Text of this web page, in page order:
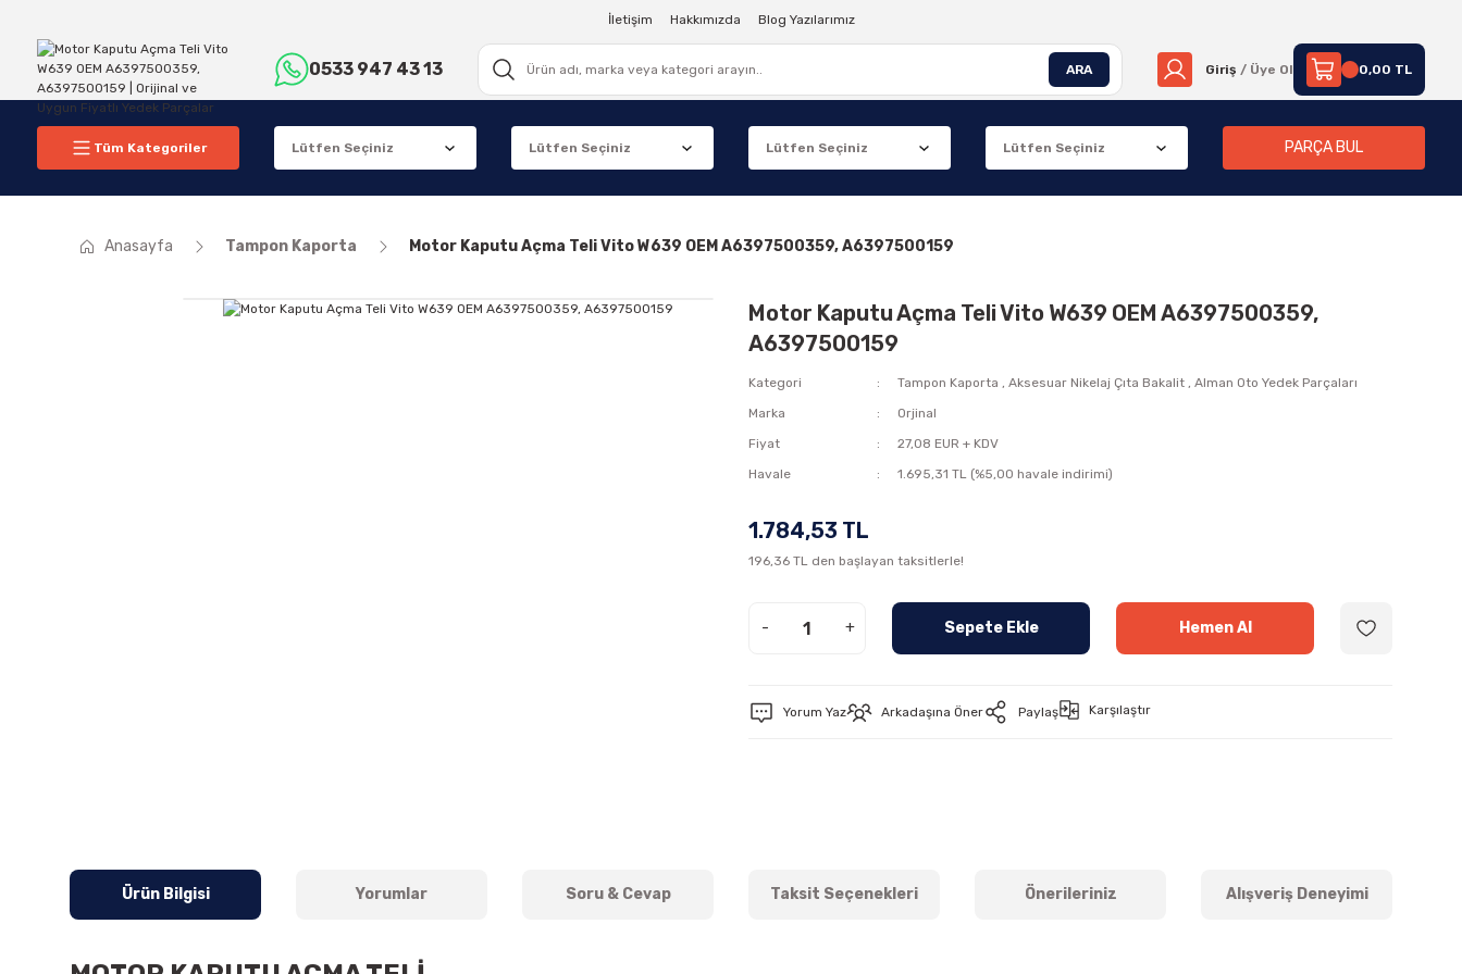
İletişim Hakkımızda Blog Yazılarımız
0533 947 43 13 ARA Giriş / Üye Ol 0,00 TL
Tüm Kategoriler PARÇA BUL
Anasayfa Tampon Kaporta Motor Kaputu Açma Teli Vito W639 OEM A6397500359, A6397500159
Motor Kaputu Açma Teli Vito W639 OEM A6397500359,
A6397500159
Kategori Tampon Kaporta ,Aksesuar Nikelaj Çıta Bakalit ,Alman Oto Yedek Parçaları
Marka
Orjinal
Fiyat
27,08 EUR + KDV
Havale
1.695,31 TL (%5,00 havale indirimi)
1.784,53 TL
196,36 TL den başlayan taksitlerle!
- + Sepete Ekle Hemen Al
Yorum Yaz Arkadaşına Öner Paylaş Karşılaştır
Ürün Bilgisi Yorumlar Soru & Cevap Taksit Seçenekleri Önerileriniz Alışveriş Deneyimi